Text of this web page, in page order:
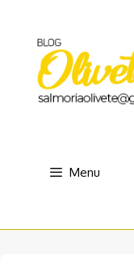
conteúdo
Menu